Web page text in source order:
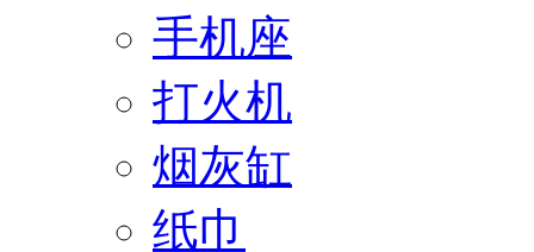
手机座
打火机
烟灰缸
纸巾